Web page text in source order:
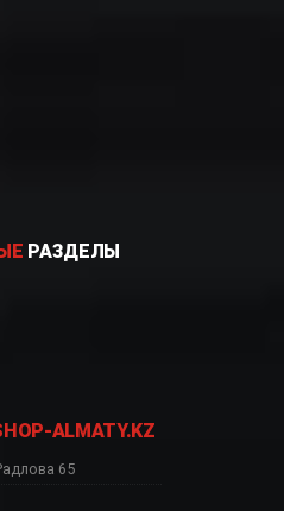
РАЗДЕЛЫ
ALMATY.KZ
65